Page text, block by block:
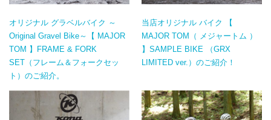
オリジナル グラベルバイク ～
Original Gravel Bike～【 MAJOR
TOM 】FRAME & FORK
SET（フレーム＆フォークセッ
ト）のご紹介。
当店オリジナル バイク 【
MAJOR TOM（ メジャートム ）
】SAMPLE BIKE （GRX
LIMITED ver.）のご紹介！